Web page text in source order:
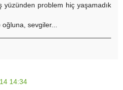
yüzünden problem hiç yaşamadık
sevgiler...
14:34